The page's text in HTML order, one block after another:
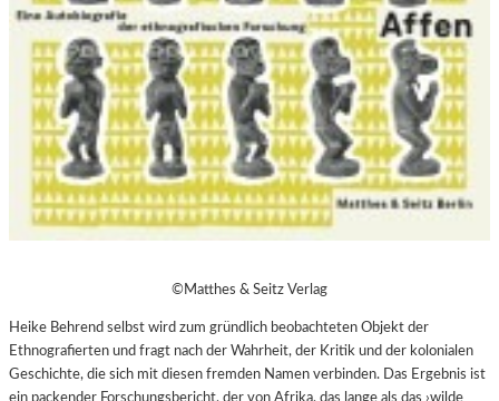
©Matthes & Seitz Verlag
Heike Behrend selbst wird zum gründlich beobachteten Objekt der
Ethnografierten und fragt nach der Wahrheit, der Kritik und der kolonialen
Geschichte, die sich mit diesen fremden Namen verbinden. Das Ergebnis ist
ein packender Forschungsbericht, der von Afrika, das lange als das ›wilde